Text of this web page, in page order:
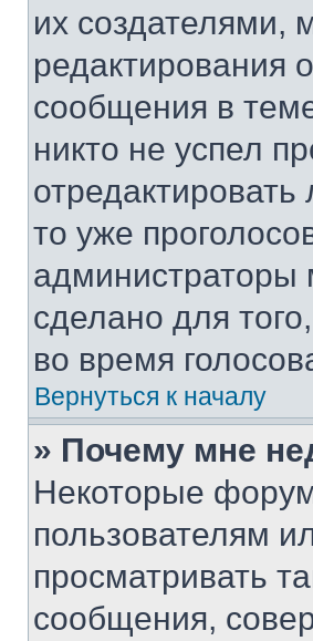
их создателями,
редактирования
сообщения в
никто не успел
то уже
администраторы
сделано для
во время
Вернуться к началу
» Почему мне
Некоторые
пользователям
просматривать
сообщения,